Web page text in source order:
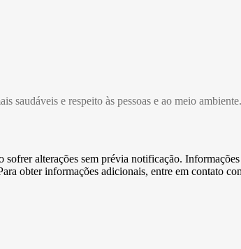
saudáveis e respeito às pessoas e ao meio ambiente.
alterações sem prévia notificação.
obter informações adicionais, entre em contato